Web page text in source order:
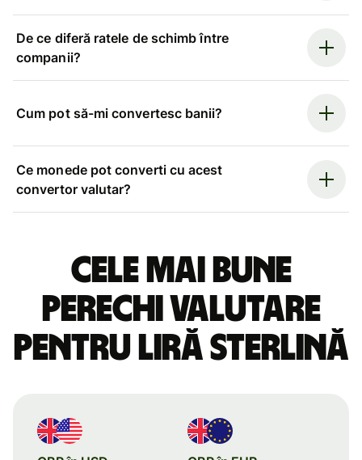
De ce diferă ratele de schimb între
companii?
Cum pot să-mi convertesc banii?
Ce monede pot converti cu acest
convertor valutar?
Cele mai bune
perechi valutare
pentru liră sterlină